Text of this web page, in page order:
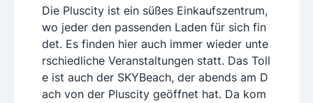
Die Pluscity ist ein süßes Einkaufszentrum,
wo jeder den passenden Laden für sich fin
det. Es finden hier auch immer wieder unte
rschiedliche Veranstaltungen statt. Das Toll
e ist auch der SKYBeach, der abends am D
ach von der Pluscity geöffnet hat. Da kom